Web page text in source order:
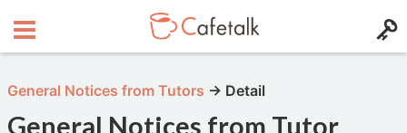
General Notices from Tutors → Detail
General Notices from Tutor